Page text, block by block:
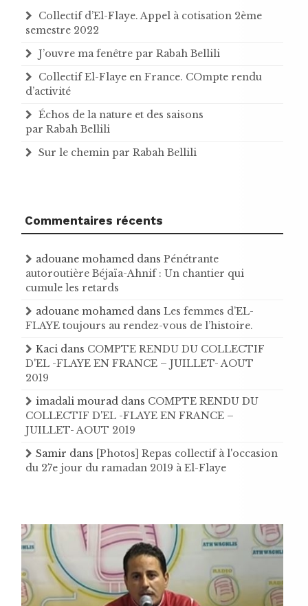
Collectif d’El-Flaye. Appel à cotisation 2ème
semestre 2022
J’ouvre ma fenêtre par Rabah Bellili
Collectif El-Flaye en France. COmpte rendu
d’activité
Échos de la nature et des saisons
par Rabah Bellili
Sur le chemin par Rabah Bellili
Commentaires récents
adouane mohamed dans Pénétrante
autoroutière Béjaïa-Ahnif : Un chantier qui
cumule les retards
adouane mohamed dans Les femmes d’EL-
FLAYE toujours au rendez-vous de l’histoire .
Kaci dans COMPTE RENDU DU COLLECTIF
D'EL -FLAYE EN FRANCE – JUILLET- AOUT
2019
imadali mourad dans COMPTE RENDU DU
COLLECTIF D'EL -FLAYE EN FRANCE –
JUILLET- AOUT 2019
Samir dans [Photos] Repas collectif à l'occasion
du 27e jour du ramadan 2019 à El-Flaye